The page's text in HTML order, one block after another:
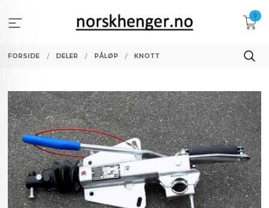
innholdet
0
FORSIDE DELER PÅLØP KNOTT